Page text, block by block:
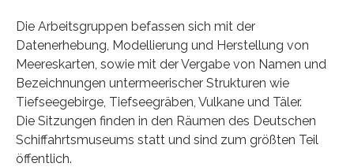
Die Arbeitsgruppen befassen sich mit der
Datenerhebung, Modellierung und Herstellung von
Meereskarten, sowie mit der Vergabe von Namen und
Bezeichnungen untermeerischer Strukturen wie
Tiefseegebirge, Tiefseegräben, Vulkane und Täler.
Die Sitzungen finden in den Räumen des Deutschen
Schiffahrtsmuseums statt und sind zum größten Teil
öffentlich.